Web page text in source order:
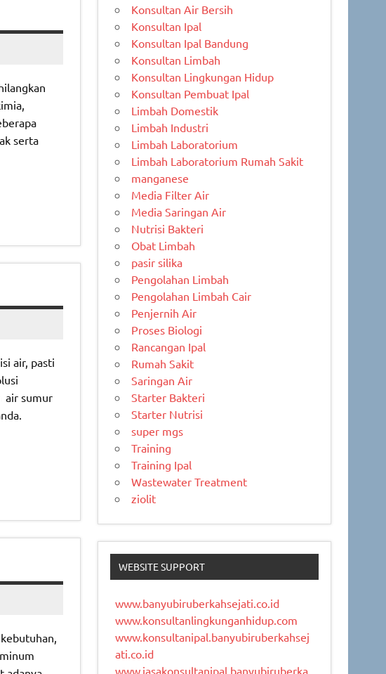
serta
air, pasti
air sumur
Konsultan Air Bersih
Konsultan Ipal
Konsultan Ipal Bandung
Konsultan Limbah
Konsultan Lingkungan Hidup
Konsultan Pembuat Ipal
Limbah Domestik
Limbah Industri
Limbah Laboratorium
Limbah Laboratorium Rumah Sakit
manganese
Media Filter Air
Media Saringan Air
Nutrisi Bakteri
Obat Limbah
pasir silika
Pengolahan Limbah
Pengolahan Limbah Cair
Penjernih Air
Proses Biologi
Rancangan Ipal
Rumah Sakit
Saringan Air
Starter Bakteri
Starter Nutrisi
super mgs
Training
Training Ipal
Wastewater Treatment
ziolit
WEBSITE SUPPORT
www.banyubiruberkahsejati.co.id
www.konsultanlingkunganhidup.com
www.konsultanipal.banyubiruberkahsej
ati.co.id
www.jasakonsultanipal.banyubiruberka